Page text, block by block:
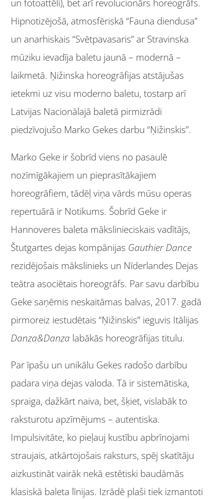
un fotoattēli), bet arī revolucionārs horeogrāfs.
Hipnotizējošā, atmosfēriskā “Fauna diendusa”
un anarhiskais “Svētpavasaris” ar Stravinska
mūziku ievadīja baletu jaunā – modernā –
laikmetā. Ņižinska horeogrāfijas atstājušas
ietekmi uz visu moderno baletu, tostarp arī
Latvijas Nacionālajā baletā pirmizrādi
piedzīvojušo Marko Gekes darbu “Ņižinskis”.
Marko Geke ir šobrīd viens no pasaulē
nozīmīgākajiem un pieprasītākajiem
horeogrāfiem, tādēļ viņa vārds mūsu operas
repertuārā ir Notikums. Šobrīd Geke ir
Hannoveres baleta mākslinieciskais vadītājs,
Štutgartes dejas kompānijas Gauthier Dance
rezidējošais mākslinieks un Nīderlandes Dejas
teātra asociētais horeogrāfs. Par savu darbību
Geke saņēmis neskaitāmas balvas, 2017. gadā
pirmoreiz iestudētais “Ņižinskis” ieguvis Itālijas
Danza&Danza labākās horeogrāfijas titulu.
Par īpašu un unikālu Gekes radošo darbību
padara viņa dejas valoda. Tā ir sistemātiska,
spraiga, dažkārt naiva, bet, šķiet, vislabāk to
raksturotu apzīmējums – autentiska.
Impulsivitāte, ko pieļauj kustību apbrīnojami
straujais, atkārtojošais raksturs, spēj skatītāju
aizkustināt vairāk nekā estētiski baudāmās
klasiskā baleta līnijas. Izrādē plaši tiek izmantoti